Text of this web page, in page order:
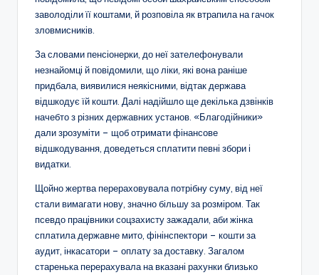
заволоділи її коштами, й розповіла як втрапила на гачок
зловмисників.
За словами пенсіонерки, до неї зателефонували
незнайомці й повідомили, що ліки, які вона раніше
придбала, виявилися неякісними, відтак держава
відшкодує їй кошти. Далі надійшло ще декілька дзвінків
начебто з різних державних установ. «Благодійники»
дали зрозуміти – щоб отримати фінансове
відшкодування, доведеться сплатити певні збори і
видатки.
Щойно жертва перераховувала потрібну суму, від неї
стали вимагати нову, значно більшу за розміром. Так
псевдо працівники соцзахисту зажадали, аби жінка
сплатила державне мито, фінінспектори – кошти за
аудит, інкасатори – оплату за доставку. Загалом
старенька перерахувала на вказані рахунки близько